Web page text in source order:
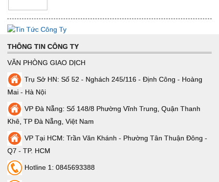
THÔNG TIN CÔNG TY
VĂN PHÒNG GIAO DỊCH
Trụ Sở HN: Số 52 - Nghách 245/116 - Định Công - Hoàng
Mai - Hà Nội
VP Đà Nẵng: Số 148/8 Phường Vĩnh Trung, Quận Thanh
Khê, TP Đà Nẵng, Việt Nam
VP Tại HCM: Trần Văn Khánh - Phường Tân Thuận Đông -
Q7 - TP. HCM
Hotline 1: 0845693388